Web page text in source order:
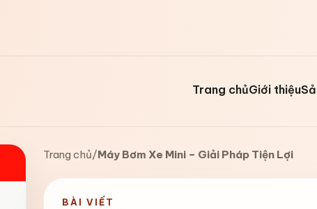
Trang chủGiới thiệu
Trang chủ/Máy Bơm Xe Mini – Giải Pháp Tiện Lợi
BÀI VIẾT